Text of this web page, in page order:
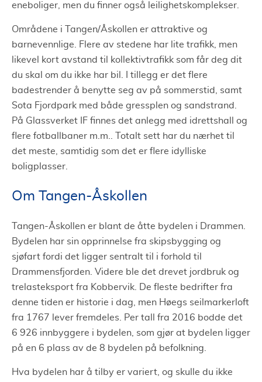
eneboliger, men du finner også leilighetskomplekser.
Områdene i Tangen/Åskollen er attraktive og
barnevennlige. Flere av stedene har lite trafikk, men
likevel kort avstand til kollektivtrafikk som får deg dit
du skal om du ikke har bil. I tillegg er det flere
badestrender å benytte seg av på sommerstid, samt
Sota Fjordpark med både gressplen og sandstrand.
På Glassverket IF finnes det anlegg med idrettshall og
flere fotballbaner m.m.. Totalt sett har du nærhet til
det meste, samtidig som det er flere idylliske
boligplasser.
Om Tangen-Åskollen
Tangen-Åskollen er blant de åtte bydelen i Drammen.
Bydelen har sin opprinnelse fra skipsbygging og
sjøfart fordi det ligger sentralt til i forhold til
Drammensfjorden. Videre ble det drevet jordbruk og
trelasteksport fra Kobbervik. De fleste bedrifter fra
denne tiden er historie i dag, men Høegs seilmarkerloft
fra 1767 lever fremdeles. Per tall fra 2016 bodde det
6 926 innbyggere i bydelen, som gjør at bydelen ligger
på en 6 plass av de 8 bydelen på befolkning.
Hva bydelen har å tilby er variert, og skulle du ikke